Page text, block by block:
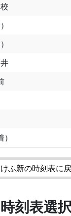
ふ新の時刻表に
時刻表選